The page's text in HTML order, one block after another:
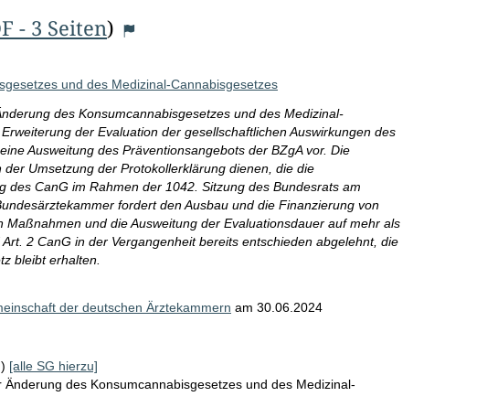
Adressaten
- 3 Seiten)
und des Medizinal-Cannabisgesetzes
des Konsumcannabisgesetzes und des Medizinal-
der Evaluation der gesellschaftlichen Auswirkungen des
Ausweitung des Präventionsangebots der BZgA vor. Die
Umsetzung der Protokollerklärung dienen, die die
des CanG im Rahmen der 1042. Sitzung des Bundesrats am
fordert den Ausbau und die Finanzierung von
Maßnahmen und die Ausweitung der Evaluationsdauer auf mehr als
2 CanG in der Vergangenheit bereits entschieden abgelehnt, die
bleibt erhalten.
der deutschen Ärztekammern am 30.06.2024
) [alle SG hierzu]
des Konsumcannabisgesetzes und des Medizinal-